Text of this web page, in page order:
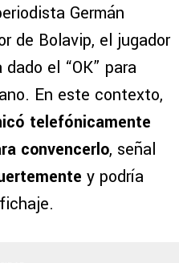
Lomónaco
fichar por Tigres
Germán
de Bolavip, el jugador
el “OK” para
En este contexto,
telefónicamente